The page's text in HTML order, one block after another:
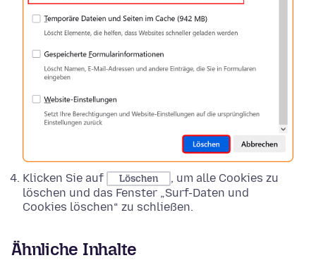
Klicken Sie auf Löschen
, um alle Cookies zu
löschen und das Fenster „Surf-Daten und
Cookies löschen“ zu schließen.
Ähnliche Inhalte